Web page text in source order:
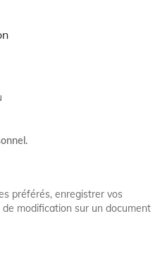
préférés, enregistrer vos
modification sur un document